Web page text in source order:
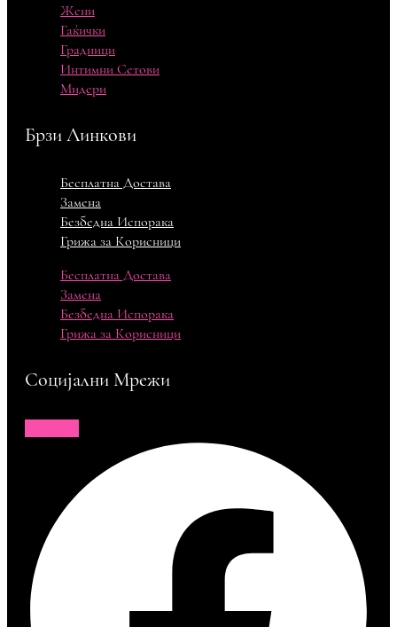
Жени
Гаќички
Градници
Интимни Сетови
Мидери
Брзи Линкови
Бесплатна Достава
Замена
Безбедна Испорака
Грижа за Корисници
Бесплатна Достава
Замена
Безбедна Испорака
Грижа за Корисници
Социјални Мрежи